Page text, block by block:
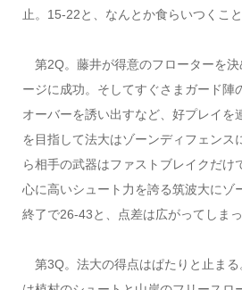
止。15-22と、なんとか食らいつくこと
第2Q。藤井が得意のフローターを決
ージに成功。そしてすぐさまガード陣
オーバーを誘い出すなど、好プレイを
を目指して法大はゾーンディフェンス
ら相手の武器はファストブレイクだけ
心に高いシュート力を誇る筑波大にゾ
終了で26-43と、点差は広がってしまっ
第3Q。法大の得点はぱたりと止まる